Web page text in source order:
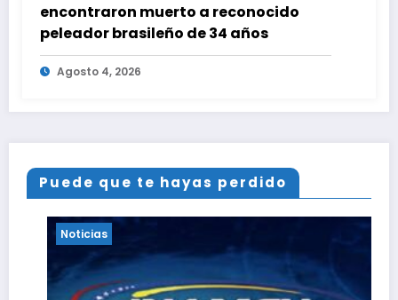
encontraron muerto a reconocido
peleador brasileño de 34 años
Agosto 4, 2026
Puede que te hayas perdido
Noticias